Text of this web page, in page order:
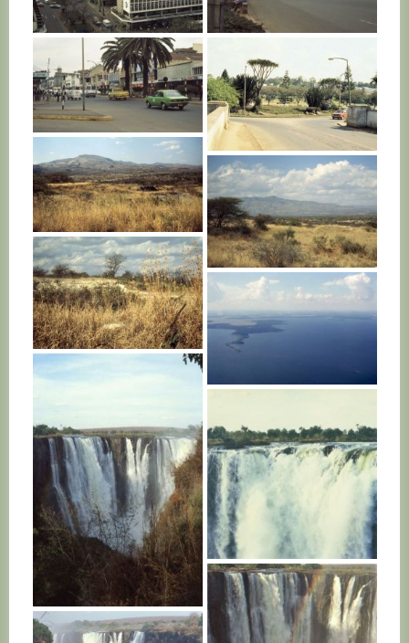
KENYA
KENYA
KENYA
KENYA
KENYA
ZAMBIE
ZAMBIE